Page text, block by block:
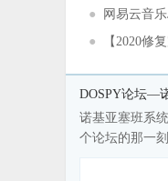
●
网易云音乐
●
【2020修
DOSPY论坛—
诺基亚塞班系
个论坛的那一